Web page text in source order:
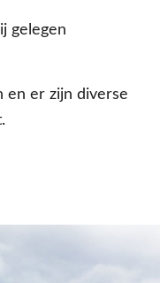
gelegen
en er zijn diverse